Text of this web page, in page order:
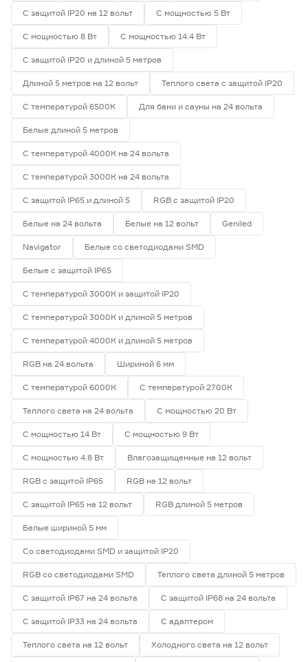
С защитой IP20 на 12 вольт С мощностью 5 Вт
С мощностью 8 Вт С мощностью 14.4 Вт
С защитой IP20 и длиной 5 метров
Длиной 5 метров на 12 вольт Теплого света с защитой IP20
С температурой 6500К Для бани и сауны на 24 вольта
Белые длиной 5 метров
С температурой 4000К на 24 вольта
С температурой 3000К на 24 вольта
С защитой IP65 и длиной 5 RGB с защитой IP20
Белые на 24 вольта Белые на 12 вольт Geniled
Navigator Белые со светодиодами SMD
Белые с защитой IP65
С температурой 3000К и защитой IP20
С температурой 3000К и длиной 5 метров
С температурой 4000К и длиной 5 метров
RGB на 24 вольта Шириной 6 мм
С температурой 6000К С температурой 2700К
Теплого света на 24 вольта С мощностью 20 Вт
С мощностью 14 Вт С мощностью 9 Вт
С мощностью 4.8 Вт Влагозащищенные на 12 вольт
RGB с защитой IP65 RGB на 12 вольт
С защитой IP65 на 12 вольт RGB длиной 5 метров
Белые шириной 5 мм
Со светодиодами SMD и защитой IP20
RGB со светодиодами SMD Теплого света длиной 5 метров
С защитой IP67 на 24 вольта С защитой IP68 на 24 вольта
С защитой IP33 на 24 вольта С адаптером
Теплого света на 12 вольт Холодного света на 12 вольт